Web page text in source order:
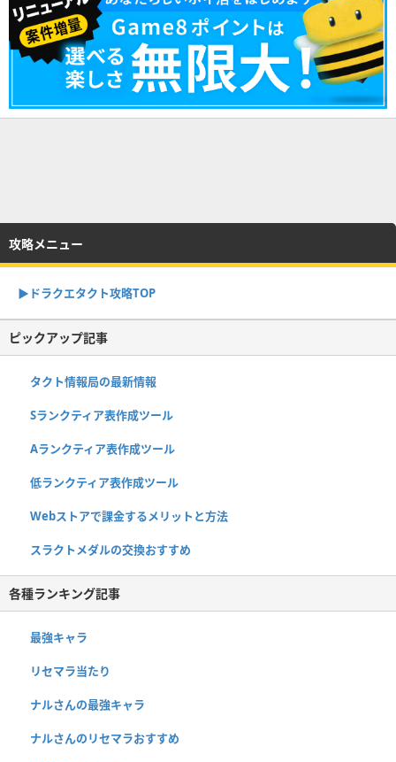
攻略メニュー
▶︎ドラクエタクト攻略TOP
ピックアップ記事
タクト情報局の最新情報
Sランクティア表作成ツール
Aランクティア表作成ツール
低ランクティア表作成ツール
Webストアで課金するメリットと方法
スラクトメダルの交換おすすめ
各種ランキング記事
最強キャラ
リセマラ当たり
ナルさんの最強キャラ
ナルさんのリセマラおすすめ